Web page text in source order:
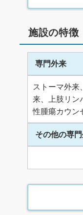
施設の特徴
専門外来
ストーマ外来
来、上肢リン
性腫瘍カウン
その他の専